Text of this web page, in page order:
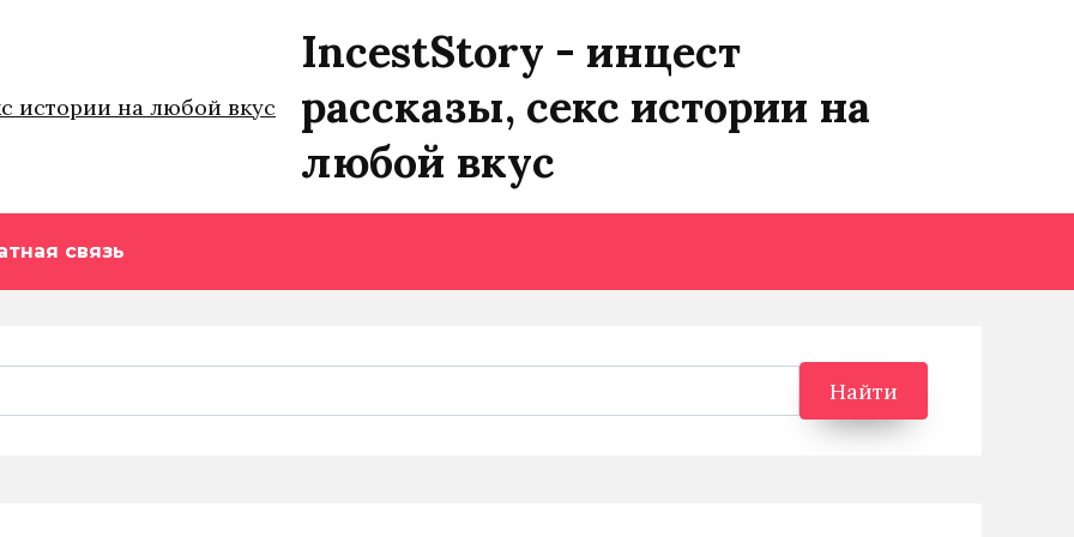
IncestStory - инцест
рассказы, секс истории на
любой вкус
связь
Найти